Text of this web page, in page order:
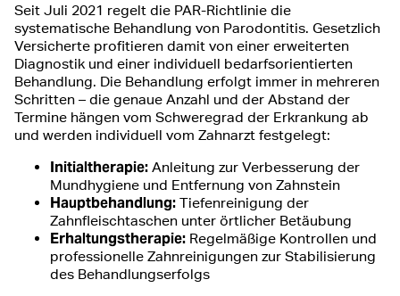
Seit Juli 2021 regelt die PAR-Richtlinie die
systematische Behandlung von Parodontitis. Gesetzlich
Versicherte profitieren damit von einer erweiterten
Diagnostik und einer individuell bedarfsorientierten
Behandlung. Die Behandlung erfolgt immer in mehreren
Schritten – die genaue Anzahl und der Abstand der
Termine hängen vom Schweregrad der Erkrankung ab
und werden individuell vom Zahnarzt festgelegt:
Initialtherapie: Anleitung zur Verbesserung der
Mundhygiene und Entfernung von Zahnstein
Hauptbehandlung: Tiefenreinigung der
Zahnfleischtaschen unter örtlicher Betäubung
Erhaltungstherapie: Regelmäßige Kontrollen und
professionelle Zahnreinigungen zur Stabilisierung
des Behandlungserfolgs